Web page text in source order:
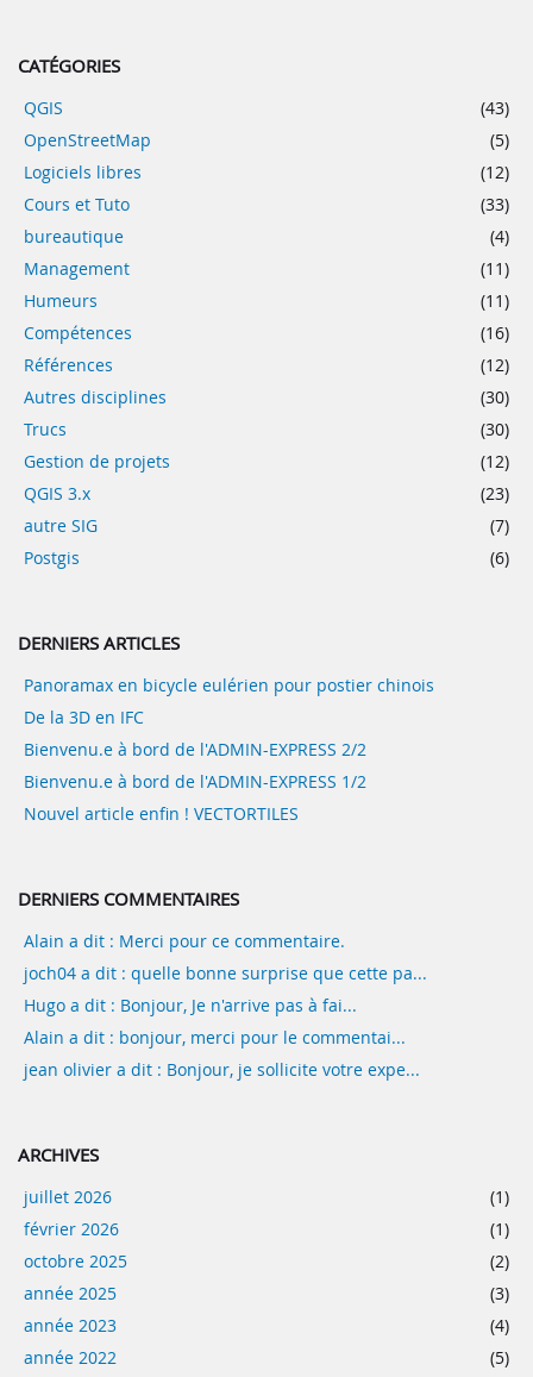
CATÉGORIES
QGIS
(43)
OpenStreetMap
(5)
Logiciels libres
(12)
Cours et Tuto
(33)
bureautique
(4)
Management
(11)
Humeurs
(11)
Compétences
(16)
Références
(12)
Autres disciplines
(30)
Trucs
(30)
Gestion de projets
(12)
QGIS 3.x
(23)
autre SIG
(7)
Postgis
(6)
DERNIERS ARTICLES
Panoramax en bicycle eulérien pour postier chinois
De la 3D en IFC
Bienvenu.e à bord de l'ADMIN-EXPRESS 2/2
Bienvenu.e à bord de l'ADMIN-EXPRESS 1/2
Nouvel article enfin ! VECTORTILES
DERNIERS COMMENTAIRES
Alain a dit : Merci pour ce commentaire.
joch04 a dit : quelle bonne surprise que cette pa...
Hugo a dit : Bonjour, Je n'arrive pas à fai...
Alain a dit : bonjour, merci pour le commentai...
jean olivier a dit : Bonjour, je sollicite votre expe...
ARCHIVES
juillet 2026
(1)
février 2026
(1)
octobre 2025
(2)
année 2025
(3)
année 2023
(4)
année 2022
(5)